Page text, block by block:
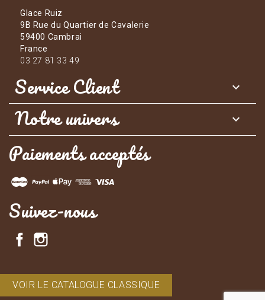
Glace Ruiz
9B Rue du Quartier de Cavalerie
59400 Cambrai
France
03 27 81 33 49
Service Client 
Notre univers 
Paiements acceptés
Suivez-nous
Facebook
VOIR LE CATALOGUE CLASSIQUE